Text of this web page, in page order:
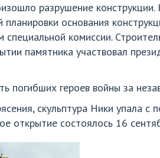
разрушение
основания
комиссии.
памятника участвовал
погибших героев войны за
скульптура Ники упала с
открытие состоялось 16